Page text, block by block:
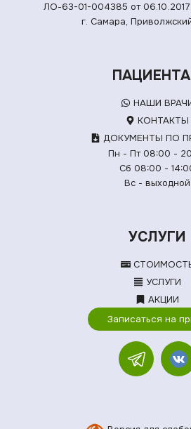
ЛО-63-01-004385 от 06.10.2017
г. Самара,
НАШИ
КОНТАКТЫ
ДОКУМЕНТЫ ПО
Пн - Пт 08:00 -
Сб 08:00 -
Вс - выходной
УСЛУГИ
УСЛУГИ
АКЦИИ
Записаться на